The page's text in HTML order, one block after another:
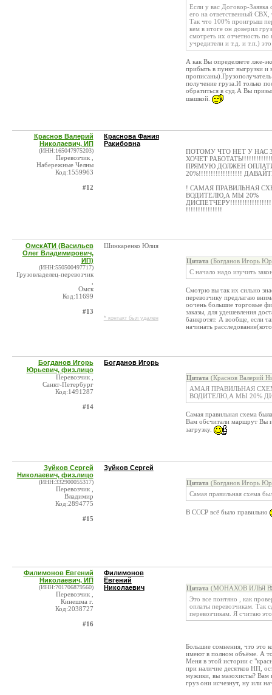
Если у вас Договор-Заявка
его на ответственный СВХ,
Так что 100% проигрыш
кем в итоге он доверил
смотреть их отчетность по
учредители и т.д. и т.п.)
А как Вы определяете лже-
прибыть в пункт выгрузки и
получение груза.И только
обратиться в суд.А Вы
шашкой.
Краснов Валерий
Николаевич, ИП
(ИНН:165047975203)
Перевозчик ,
Набережные Челны
Код:1559963
#12
Краснова Фания
Ракибовна
ПОТОМУ ЧТО НЕТ У НАС
ХОЧЕТ
ПРЯМУЮ ДОЛЖЕН
20%!!!!!!!!!!!!!!!!!!
! САМАЯ ПРАВИЛЬНАЯ
ВОДИТЕЛЮ,А МЫ 20%
!!!!!!!!!!!!!!!
ОмскАТИ (Васильев
Олег Владимирович,
ИП)
(ИНН:550500497717)
Грузовладелец-перевозчик
Омск
Код:11699
#13
Шинкаренко Юлия
* контакт был удален
Цитата (Богданов Игорь
С начало надо изучить
Смотрю вы так их сильно
перевозчику предлагаю
оочень большие торговые
заказы, для удешевления
банкротят. А вообще, если
начинать
Богданов Игорь
Юрьевич, физ.лицо
Перевозчик ,
Санкт-Петербург
Код:1491287
#14
Богданов Игорь
Цитата (Краснов Валерий
АМАЯ ПРАВИЛЬНАЯ
ВОДИТЕЛЮ,А МЫ 20%
Самая правильная схема
Вам обсчитали маршрут Вы
загрузку.
Зуйков Сергей
Николаевич, физ.лицо
(ИНН:332900055317)
Перевозчик ,
Владимир
Код:2894775
#15
Зуйков Сергей
Цитата (Богданов Игорь
Самая правильная схема
В СССР всё было правильно
Филимонов Евгений
Николаевич, ИП
(ИНН:701706879560)
Перевозчик ,
Кинешма г.
Код:2038727
#16
Филимонов
Евгений
Николаевич
Цитата (МОНАХОВ ИЛЬЯ
Это все понтяно , как
оплаты перевозчикам. Так
перевозчикам. Я считаю
Большие сомнения, что это
имеют в полном объёме. А
Меня в этой истории с
при наличие десятков НП,
мужики, вы мазохисты? Вам
груз они исчезнут, ну или